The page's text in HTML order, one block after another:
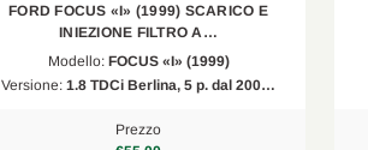
FORD FOCUS «I» (1999) SCARICO E
INIEZIONE FILTRO A…
Modello: FOCUS «I» (1999)
Versione: 1.8 TDCi Berlina, 5 p. dal 200…
Prezzo